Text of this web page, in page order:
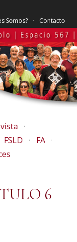
Somos? Contacto
FSLD
FA
6